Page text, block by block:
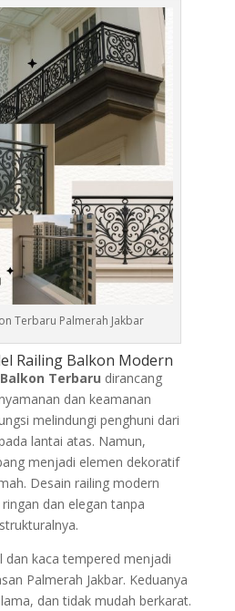
Terbaru Palmerah Jakbar
Railing Balkon Modern
Terbaru dirancang
dan keamanan
melindungi penghuni dari
lantai atas. Namun,
menjadi elemen dekoratif
Desain railing modern
dan elegan tanpa
dan kaca tempered menjadi
Palmerah Jakbar. Keduanya
dan tidak mudah berkarat.